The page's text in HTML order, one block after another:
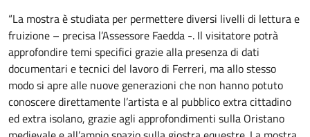
“La mostra è studiata per permettere diversi livelli di lettura e
fruizione – precisa l’Assessore Faedda -. Il visitatore potrà
approfondire temi specifici grazie alla presenza di dati
documentari e tecnici del lavoro di Ferreri, ma allo stesso
modo si apre alle nuove generazioni che non hanno potuto
conoscere direttamente l’artista e al pubblico extra cittadino
ed extra isolano, grazie agli approfondimenti sulla Oristano